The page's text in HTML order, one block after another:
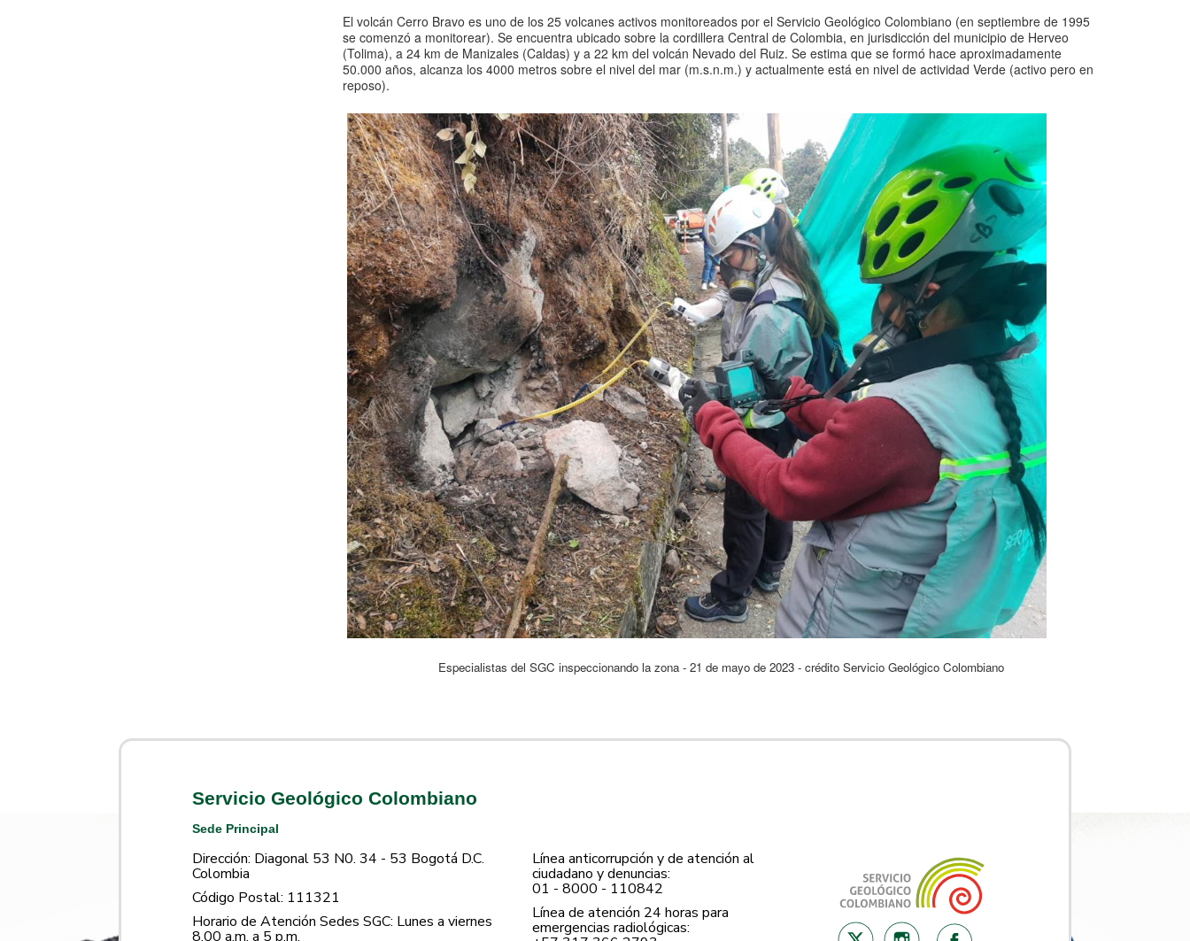
El volcán Cerro Bravo es uno de los 25 volcanes activos monitoreados por el Servicio Geológico Colombiano (en septiembre de 1995
se comenzó a monitorear). Se encuentra ubicado sobre la cordillera Central de Colombia, en jurisdicción del municipio de Herveo
(Tolima), a 24 km de Manizales (Caldas) y a 22 km del volcán Nevado del Ruiz. Se estima que se formó hace aproximadamente
50.000 años, alcanza los 4000 metros sobre el nivel del mar (m.s.n.m.) y actualmente está en nivel de actividad Verde (activo pero en
reposo).
Especialistas del SGC inspeccionando la zona - 21 de mayo de 2023 - crédito Servicio Geológico Colombiano​
Servicio Geológico Colombiano
Sede Principal
Dirección: Diagonal 53 N0. 34 - 53 Bogotá D.C.
Colombia
Código Postal: 111321
Horario de Atención Sedes SGC: Lunes a viernes
8.00 a.m. a 5 p.m.
Línea anticorrupción y de atención al
ciudadano y denuncias:
01 - 8000 - 110842
Línea de atención 24 horas para
emergencias radiológicas: